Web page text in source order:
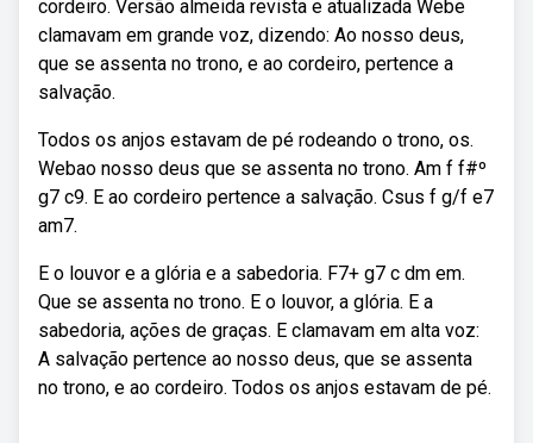
cordeiro. Versão almeida revista e atualizada Webe
clamavam em grande voz, dizendo: Ao nosso deus,
que se assenta no trono, e ao cordeiro, pertence a
salvação.
Todos os anjos estavam de pé rodeando o trono, os.
Webao nosso deus que se assenta no trono. Am f f#º
g7 c9. E ao cordeiro pertence a salvação. Csus f g/f e7
am7.
E o louvor e a glória e a sabedoria. F7+ g7 c dm em.
Que se assenta no trono. E o louvor, a glória. E a
sabedoria, ações de graças. E clamavam em alta voz:
A salvação pertence ao nosso deus, que se assenta
no trono, e ao cordeiro. Todos os anjos estavam de pé.